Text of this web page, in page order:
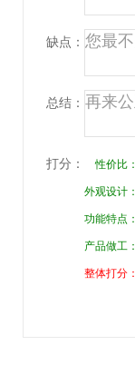
缺点：
总结：
打分： 性价比：
外观设计：
功能特点：
产品做工：
整体打分：